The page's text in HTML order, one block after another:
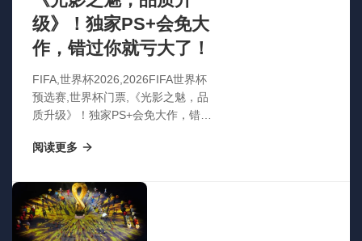
级》！独家PS+会免大
作，错过你就亏大了！
FIFA,世界杯2026,2026FIFA世界杯
预选赛,世界杯门票,《光影之魅，品
质升级》！独家PS+会免大作，错过
阅读更多